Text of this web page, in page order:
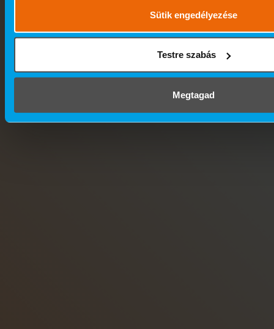
Sütik engedélyezése
Testre szabás
Megtagad